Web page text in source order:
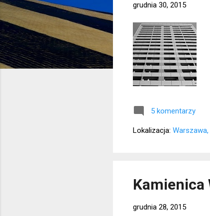
grudnia 30, 2015
5 komentarzy
Lokalizacja:
Kamienica
grudnia 28, 2015